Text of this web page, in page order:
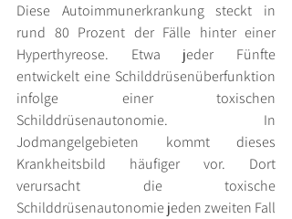
Diese Autoimmunerkrankung steckt in
rund 80 Prozent der Fälle hinter einer
Hyperthyreose. Etwa jeder Fünfte
entwickelt eine Schilddrüsenüberfunktion
infolge einer toxischen
Schilddrüsenautonomie. In
Jodmangelgebieten kommt dieses
Krankheitsbild häufiger vor. Dort
verursacht die toxische
Schilddrüsenautonomie jeden zweiten Fall